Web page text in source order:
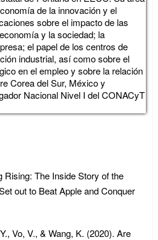
de la innovación y el
sobre el impacto de las
y la sociedad; la
el papel de los centros de
industrial, así como sobre el
en el empleo y sobre la relación
Corea del Sur, México y
Nacional Nivel I del CONACyT
The Inside Story of the
out to Beat Apple and Conquer
Vo, V., & Wang, K. (2020). Are